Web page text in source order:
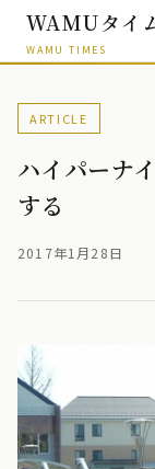
WAMUタイ
WAMU TIMES
ARTICLE
ハイパーナ
する
2017年1月28日